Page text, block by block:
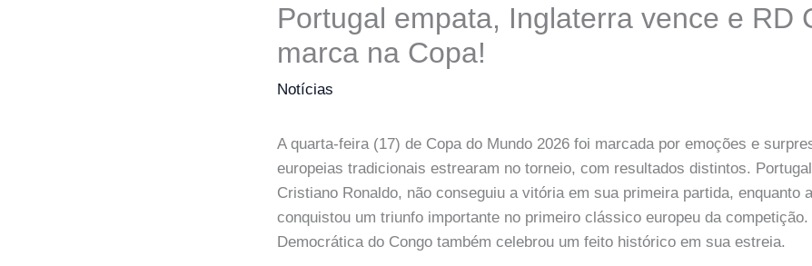
Portugal empata, Inglaterra vence e RD
marca na Copa!
Notícias
A quarta-feira (17) de Copa do Mundo 2026 foi marcada por emoções e
europeias tradicionais estrearam no torneio, com resultados distintos.
Cristiano Ronaldo, não conseguiu a vitória em sua primeira partida, enquanto
conquistou um triunfo importante no primeiro clássico europeu da competição.
Democrática do Congo também celebrou um feito histórico em sua estreia.